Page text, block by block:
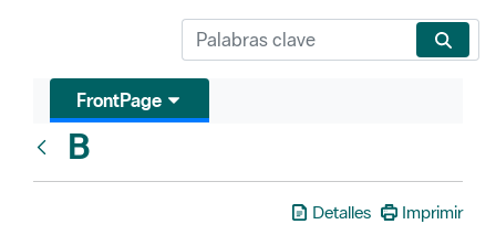
FrontPage
B
Detalles Imprimir